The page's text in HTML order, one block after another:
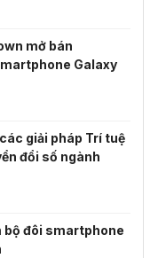
mở bán
Galaxy
giải pháp Trí tuệ
đổi số ngành
bộ đôi smartphone